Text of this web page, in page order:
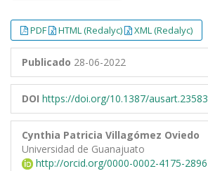
PDF HTML (Redalyc) XML (Redalyc)
Publicado 28-06-2022
DOI https://doi.org/10.1387/ausart.23583
Cynthia Patricia Villagómez Oviedo
Universidad de Guanajuato
http://orcid.org/0000-0002-4175-2896